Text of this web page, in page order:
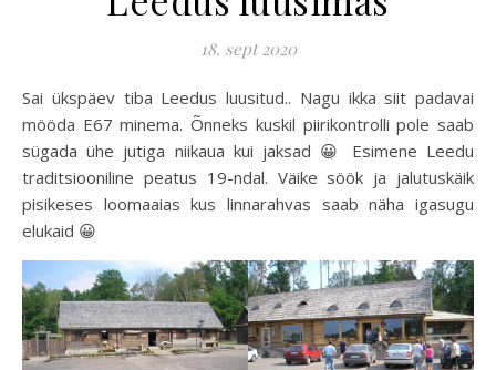
18. sept 2020
Sai ükspäev tiba Leedus luusitud.. Nagu ikka siit padavai
mööda E67 minema. Õnneks kuskil piirikontrolli pole saab
sügada ühe jutiga niikaua kui jaksad 😀 Esimene Leedu
traditsiooniline peatus 19-ndal. Väike söök ja jalutuskäik
pisikeses loomaaias kus linnarahvas saab näha igasugu
elukaid 😀